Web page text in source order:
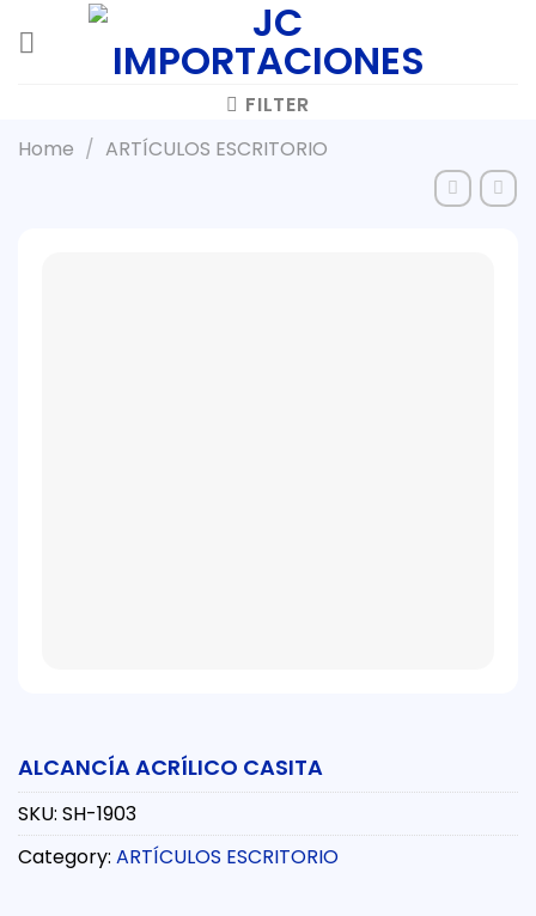
FILTER
Home / ARTÍCULOS ESCRITORIO
ALCANCÍA ACRÍLICO CASITA
SKU: SH-1903
Category: ARTÍCULOS ESCRITORIO